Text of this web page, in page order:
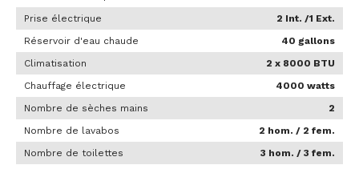
Prise électrique
2 Int. /1 Ext.
Réservoir d'eau chaude
40 gallons
Climatisation
2 x 8000 BTU
Chauffage électrique
4000 watts
Nombre de sèches mains
2
Nombre de lavabos
2 hom. / 2 fem.
Nombre de toilettes
3 hom. / 3 fem.